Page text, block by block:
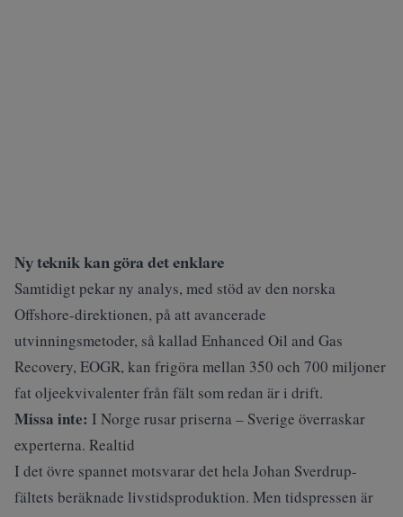
Ny teknik kan göra det enklare
Samtidigt pekarny analys, med stöd av den norska
Offshore-direktionen, på att avancerade
utvinningsmetoder, så kallad Enhanced Oil and Gas
Recovery, EOGR, kan frigöra mellan 350 och 700 miljoner
fat oljeekvivalenter från fält som redan är i drift.
Missa inte: I Norge rusar priserna – Sverige överraskar
experterna. Realtid
I det övre spannet motsvarar det hela Johan Sverdrup-
fältets beräknade livstidsproduktion. Men tidspressen är